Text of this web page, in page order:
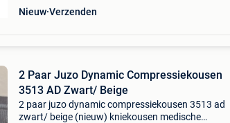
Nieuw Verzenden
2 Paar Juzo Dynamic Compressiekousen
3513 AD Zwart/ Beige
2 paar juzo dynamic compressiekousen 3513 ad
zwart/ beige (nieuw) kniekousen medische